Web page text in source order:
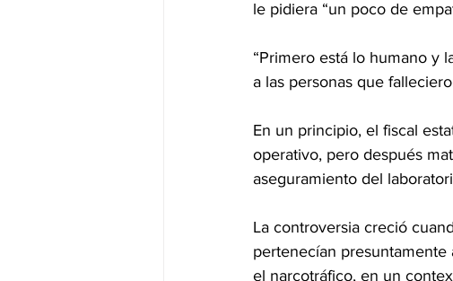
le pidiera “un poco de
“Primero está lo humano y
a las personas que
En un principio, el fiscal
operativo, pero después
aseguramiento del
La controversia creció
pertenecían presuntamente
el narcotráfico, en un